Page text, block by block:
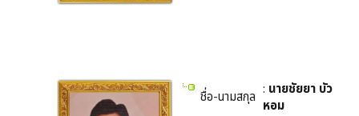
ชื่อ-นามสกุล : นายชัยยา บัว
หอม